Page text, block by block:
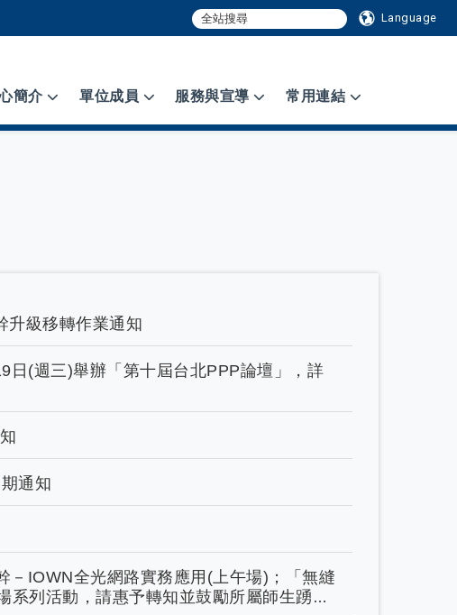
Language
簡介 單位成員 服務與宣導 常用連結
升級移轉作業通知
日(週三)舉辦「第十屆台北PPP論壇」，詳
通知
IOWN全光網路實務應用(上午場)；「無縫
列活動，請惠予轉知並鼓勵所屬師生踴躍